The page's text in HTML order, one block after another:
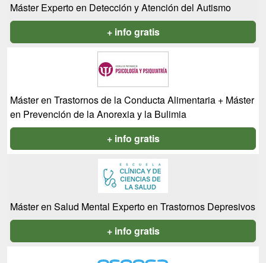
Máster Experto en Detección y Atención del Autismo
+ info gratis
Máster en Trastornos de la Conducta Alimentaria + Máster
en Prevención de la Anorexia y la Bulimia
+ info gratis
Máster en Salud Mental Experto en Trastornos Depresivos
+ info gratis